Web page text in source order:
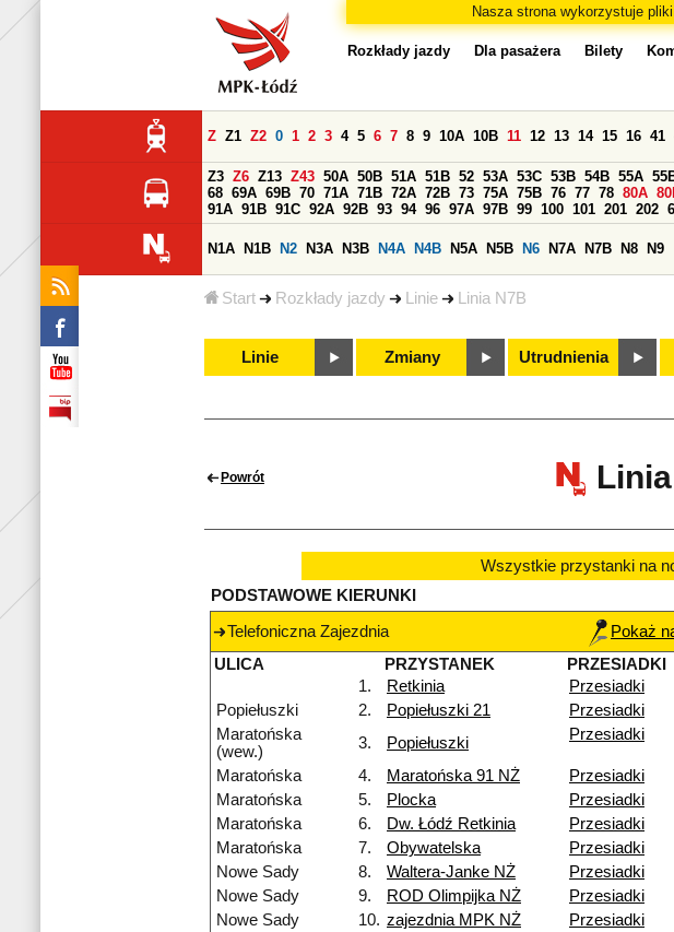
Nasza strona wykorzystuje
Start Rozkłady jazdy Linie Linia N7B
Rozkłady jazdy Dla pasażera Bilety
Z Z1 Z2 0 1 2 3 4 5 6 7 8 9 10A 10B 11 12 13 14 15 16 41
Z3 Z6 Z13 Z43 50A 50B 51A 51B 52 53A 53C 53B 54B 55A
68 69A 69B 70 71A 71B 72A 72B 73 75A 75B 76 77 78 80A
91A 91B 91C 92A 92B 93 94 96 97A 97B 99 100 101 201 202
N1A N1B N2 N3A N3B N4A N4B N5A N5B N6 N7A N7B N8 N9
Linie Zmiany Utrudnienia
Powrót Linia
Wszystkie przystanki na
PODSTAWOWE KIERUNKI
Telefoniczna Zajezdnia
Pokaż
ULICA
PRZYSTANEK
PRZESIADKI
1.
Retkinia
Przesiadki
Popiełuszki
2. Popiełuszki 21
Przesiadki
Maratońska
(wew.)
3. Popiełuszki Przesiadki
Maratońska 4. Maratońska 91 NŻ
Przesiadki
Maratońska
5. Plocka
Przesiadki
Maratońska
6. Dw. Łódź Retkinia
Przesiadki
Maratońska
7. Obywatelska
Przesiadki
Nowe Sady
8. Waltera-Janke NŻ
Przesiadki
Nowe Sady
9. ROD Olimpijka NŻ
Przesiadki
Nowe Sady
10. zajezdnia MPK NŻ
Przesiadki